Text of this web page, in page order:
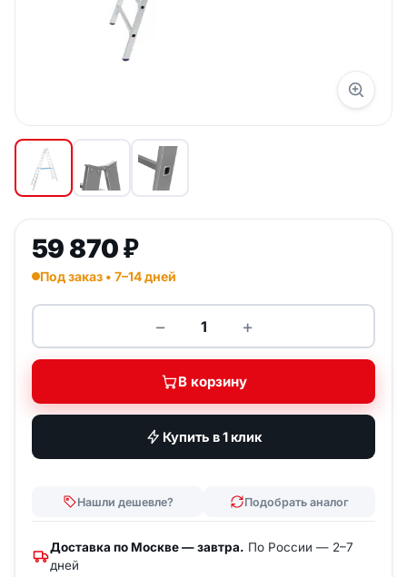
59 870₽
Под заказ • 7–14 дней
Количество товара KRAUSE
− +
В корзину
Купить в 1 клик
Нашли дешевле? Подобрать аналог
Доставка по Москве — завтра. По России — 2–7
дней